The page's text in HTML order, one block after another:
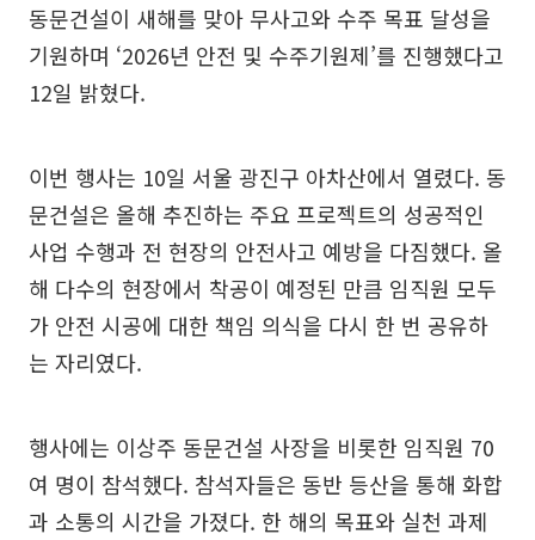
동문건설이 새해를 맞아 무사고와 수주 목표 달성을
기원하며 ‘2026년 안전 및 수주기원제’를 진행했다고
12일 밝혔다.
이번 행사는 10일 서울 광진구 아차산에서 열렸다. 동
문건설은 올해 추진하는 주요 프로젝트의 성공적인
사업 수행과 전 현장의 안전사고 예방을 다짐했다. 올
해 다수의 현장에서 착공이 예정된 만큼 임직원 모두
가 안전 시공에 대한 책임 의식을 다시 한 번 공유하
는 자리였다.
행사에는 이상주 동문건설 사장을 비롯한 임직원 70
여 명이 참석했다. 참석자들은 동반 등산을 통해 화합
과 소통의 시간을 가졌다. 한 해의 목표와 실천 과제